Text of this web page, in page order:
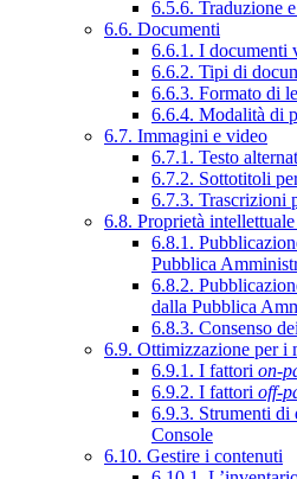
6.5.6. Traduzione
6.6. Documenti
6.6.1. I documenti
6.6.2. Tipi di
6.6.3. Formato di
6.6.4. Modalità di
6.7. Immagini e video
6.7.1. Testo
6.7.2. Sottotitoli
6.7.3. Trascrizioni
6.8. Proprietà
6.8.1.
Pubblica
6.8.2.
dalla Pubblica
6.8.3. Consenso
6.9. Ottimizzazione per i
6.9.1. I fattori on-
6.9.2. I fattori off-
6.9.3. Strumenti di
Console
6.10. Gestire i contenuti